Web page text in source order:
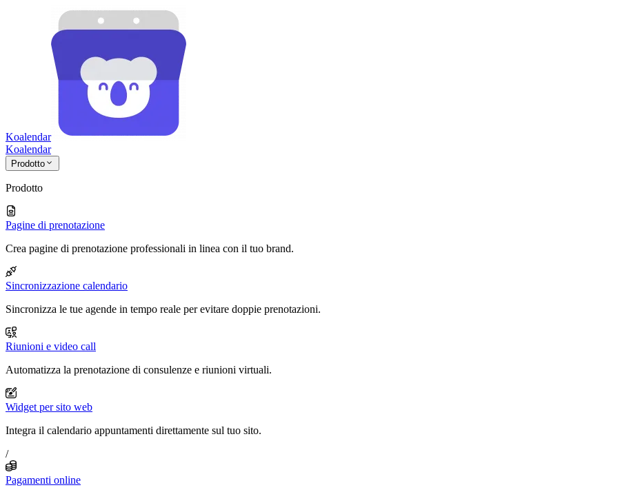
Koalendar
Koalendar
Prodotto
Prodotto
Pagine di prenotazione
Crea pagine di prenotazione professionali in linea con il tuo brand.
Sincronizzazione calendario
Sincronizza le tue agende in tempo reale per evitare doppie prenotazioni.
Riunioni e video call
Automatizza la prenotazione di consulenze e riunioni virtuali.
Widget per sito web
Integra il calendario appuntamenti direttamente sul tuo sito.
/
Pagamenti online